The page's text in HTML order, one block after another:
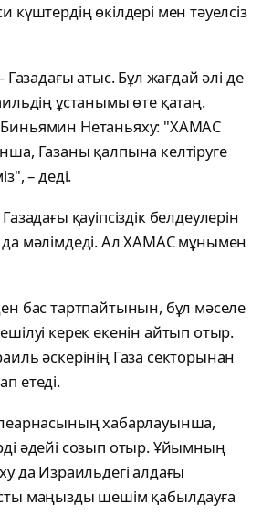
күштердің өкілдері мен тәуелсіз
Газадағы атыс. Бұл жағдай әлі де
ұстанымы өте қатаң.
Нетаньяху: "ХАМАС
Газаны қалпына келтіруге
– деді.
қауіпсіздік белдеулерін
мәлімдеді. Ал ХАМАС мұнымен
бас тартпайтынын, бұл мәселе
керек екенін айтып отыр.
әскерінің Газа секторынан
етеді.
хабарлауынша,
әдейі созып отыр. Ұйымның
да Израильдегі алдағы
маңызды шешім қабылдауға